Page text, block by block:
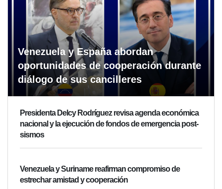
Venezuela y España abordan
oportunidades de cooperación durante
diálogo de sus cancilleres
Presidenta Delcy Rodríguez revisa agenda económica
nacional y la ejecución de fondos de emergencia post-
sismos
Venezuela y Suriname reafirman compromiso de
estrechar amistad y cooperación